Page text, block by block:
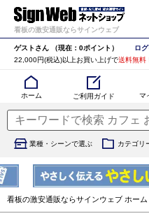
看板の激安通販ならサインウェブ
ゲストさん （現在：0ポイント） ロ
22,000円(税込)以上お買い上げで送料無料
ホーム ご利用ガイド マ
業種・シーンで選ぶ カテゴリ
看板の激安通販ならサインウェブ ホーム